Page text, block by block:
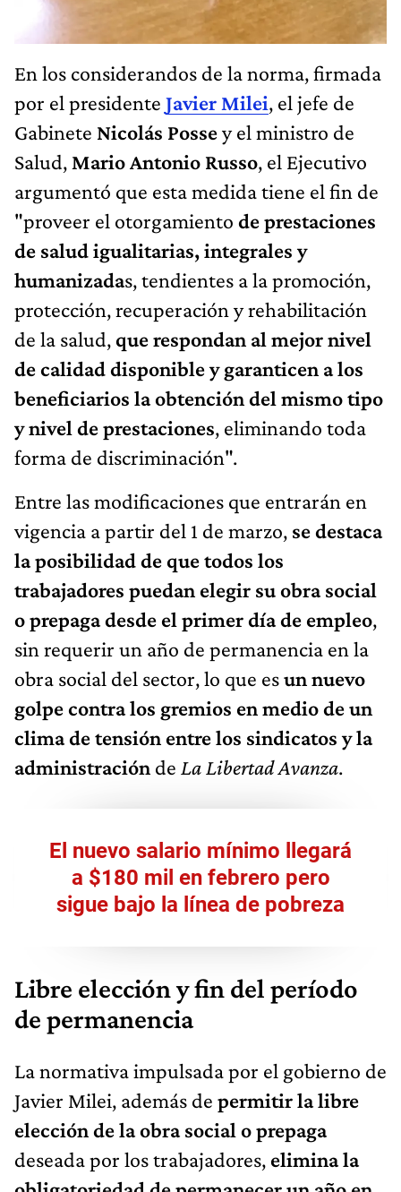
En los considerandos de la norma, firmada
por el presidente Javier Milei, el jefe de
Gabinete Nicolás Possey el ministro de
Salud, Mario Antonio Russo, el Ejecutivo
argumentó que esta medida tiene el fin de
"proveer el otorgamiento de prestaciones
de salud igualitarias, integrales y
humanizadas, tendientes a la promoción,
protección, recuperación y rehabilitación
de la salud, que respondan al mejor nivel
de calidad disponible y garanticen a los
beneficiarios la obtención del mismo tipo
y nivel de prestaciones, eliminando toda
forma de discriminación".
Entre las modificaciones que entrarán en
vigencia a partir del 1 de marzo, se destaca
la posibilidad de que todos los
trabajadores puedan elegir su obra social
o prepaga desde el primer día de empleo,
sin requerir un año de permanencia en la
obra social del sector, lo que esun nuevo
golpe contra los gremios en medio de un
clima de tensión entre los sindicatos y la
administración de La Libertad Avanza.
El nuevo salario mínimo llegará
a $180 mil en febrero pero
sigue bajo la línea de pobreza
Libre elección y fin del período
de permanencia
La normativa impulsada por el gobierno de
Javier Milei, además de permitir la libre
elección de la obra social o prepaga
deseada por los trabajadores, elimina la